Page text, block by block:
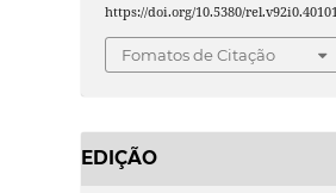
https://doi.org/10.5380/
Fomatos de Citação
EDIÇÃO